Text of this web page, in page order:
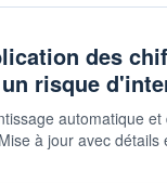
des
risque
automatique
à jour avec